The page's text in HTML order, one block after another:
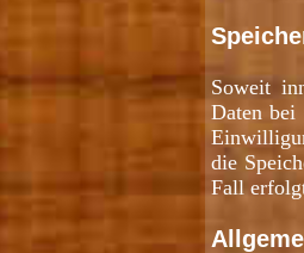
Soweit
Daten bei
die
Fall